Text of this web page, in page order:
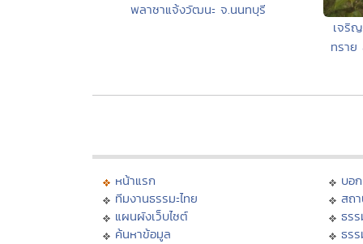
พลาซาแจ้งวัฒนะ จ.นนทบุรี
เจริ
ทราย
หน้าแรก
ทีมงานธรรมะไทย
แผนผังเว็บไซต์
ค้นหาข้อมูล
บอ
สถ
ธร
ธร